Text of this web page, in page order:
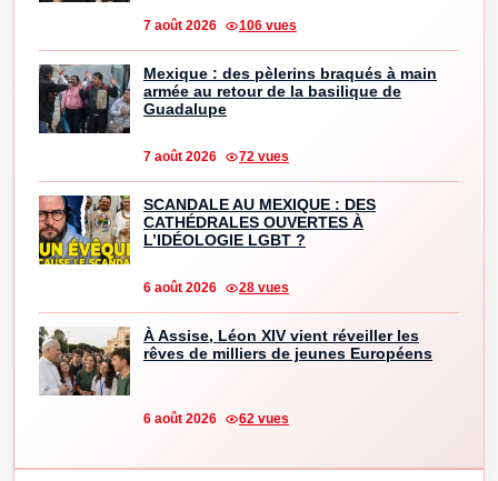
7 août 2026 106 vues
Mexique : des pèlerins braqués à main
armée au retour de la basilique de
Guadalupe
7 août 2026 72 vues
SCANDALE AU MEXIQUE : DES
CATHÉDRALES OUVERTES À
L’IDÉOLOGIE LGBT ?
6 août 2026 28 vues
À Assise, Léon XIV vient réveiller les
rêves de milliers de jeunes Européens
6 août 2026 62 vues